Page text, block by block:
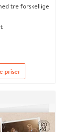
tre forskellige
priser